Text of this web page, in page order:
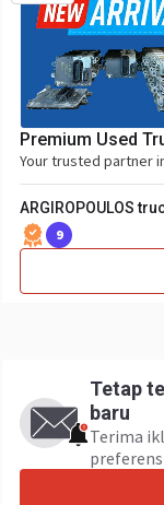
Premium Used
Your trusted partner
ARGIROPOULOS
9
Tetap
baru
Terima